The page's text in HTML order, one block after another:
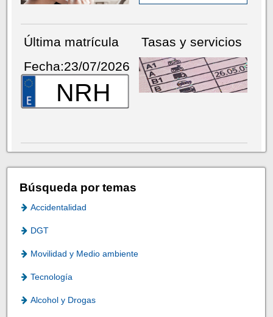
Última matrícula
Fecha:23/07/2026
NRH
Tasas y servicios
Búsqueda por temas
Accidentalidad
DGT
Movilidad y Medio ambiente
Tecnología
Alcohol y Drogas